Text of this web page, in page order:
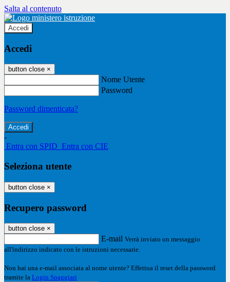
Salta al contenuto
Accedi
Accedi
button close ×
Nome Utente
Password
Password dimenticata?
-
Entra con SPID Entra con CIE
Seleziona utente
button close ×
Recupero password
button close ×
E-mail Verrà inviato un messaggio
all'indirizzo indicato con le istruzioni necessarie.
Non hai una e-mail associata al nome utente? Effettua il reset della password
tramite la Login Spaggiari